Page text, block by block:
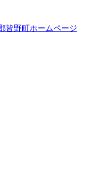
皆野町ホームページ